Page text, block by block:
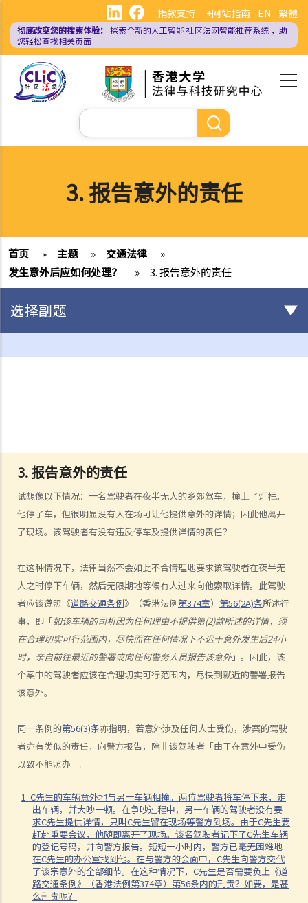
主
EN 繁體
捐款支持 +网站指南
彻底改变您的搜索体验： 探索全新的人工智能社区法网智能推荐系统 ，助
您轻松查找相关页面
搜
索
3. 报告意外的责任
首页 » 主题 » 交通法律
»
发生意外后应如何处理？
» 3. 报告意外的责任
3. 报告意外的责任
试想像以下情况：一名驾驶者在夜半无人的乡郊驾车，撞上了灯柱。
他停了车，但很明显没有人在场可让他提供意外的详情；因此他离开
了现场。该驾驶者有没有违反停车及提供详情的责任？
在这种情况下，法律当然不会如此不合情理地要求该驾驶者在夜半无
人之时停下车辆，然后无限期地等候有人过来向他索取详情。此驾驶
者应该遵照《道路交通条例》（香港法例第374章） 第56(2A)条所述行
事，即「如该车辆的司机因为任何理由不提供第(2)款所述的详情，须
在合理切实可行范围内，尽快而在任何情况下不迟于意外发生后24小
时，亲自前往最近的警署或向任何警务人员报告该意外」。因此，该
个案中的驾驶者应该在合理切实可行范围内，尽快到就近的警署报告
该意外。
同一条例的第56(3)条亦指明，若意外涉及任何人士受伤，涉案的驾驶
者亦有类似的责任，向警方报告，除非该驾驶者「由于在意外中受伤
以致不能照办」。
1. C先生的车辆意外地与另一车辆相撞。两位驾驶者将车停下来，走
出车辆，并大吵一顿。在争吵过程中，另一车辆的驾驶者没有要
求C先生提供详情，只叫C先生留在现场等警方到场。由于C先生要
赶赴重要会议，他随即离开了现场。该名驾驶者记下了C先生车辆
的登记号码，并向警方报告。短短一小时内，警方已毫无困难地
在C先生的办公室找到他。在与警方的会面中，C先生向警方交代
了该宗意外的全部细节。在这种情况下，C先生是否需要负上《道
路交通条例》（香港法例第374章）第56条内的刑责？如要，是甚
么刑责呢？
选择副题
驾驶
a. 没有遵守安全停车距离及从后撞击
b. 没有察看清楚而倒车
c. 不安全地超车
d. 撞倒行人
危险驾驶
1. 「危险」
2. 「对一个合格而谨慎的驾驶人而言，该人以该方式驾驶汽车会属危
险，会是显然易见的」
a. 赛车
b. 蓄意冲红灯
d. 驾驶超载的车辆
4. 如何证明危险驾驶
个案：R女士驾驶车辆，以时速100公里冲过两个红灯，然后跨越道路分
界线，撞上一辆停在对面行车线路旁的车辆。R女士被控危险驾驶。她
辩称视线被树木阻挡，以致看不到红灯，她当时已竭尽所能控制车辆，
无奈车辆仍然失控冲过对面行车线。假设R女士所言属实，她可以脱罪
判决摘要：发生交通意外导致财物损毁，甚至造成人命伤亡的严重后
果，并不一定是「危险驾驶」（香港特别行政区 诉 林志发）